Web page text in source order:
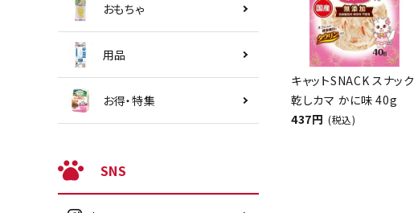
おもちゃ
用品
お得・特集
SNS
キャットSNACK スナック
乾しカマ かに味 40g
437円 (税込)